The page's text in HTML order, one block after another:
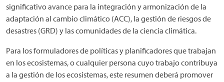
significativo avance para la integración y armonización de la
adaptación al cambio climático (ACC), la gestión de riesgos de
desastres (GRD) y las comunidades de la ciencia climática.
Para los formuladores de políticas y planificadores que trabajan
en los ecosistemas, o cualquier persona cuyo trabajo contribuya
a la gestión de los ecosistemas, este resumen deberá promover